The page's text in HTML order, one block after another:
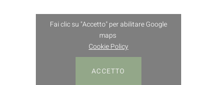
Fai clic su "Accetto" per abilitare Google
maps
Cookie Policy
ACCETTO